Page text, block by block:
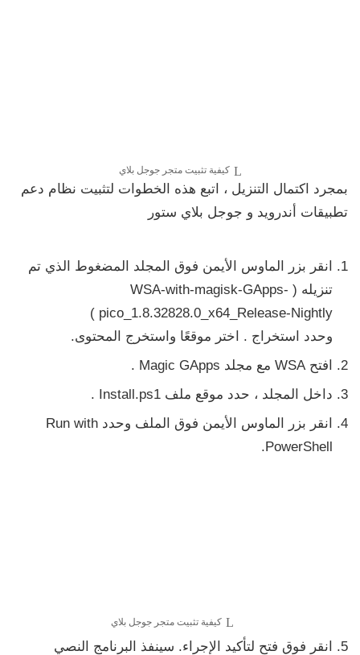
كيفية تثبيت متجر جوجل بلاي
بمجرد اكتمال التنزيل ، اتبع هذه الخطوات لتثبيت نظام دعم
تطبيقات أندرويد و جوجل بلاي ستور
انقر بزر الماوس الأيمن فوق المجلد المضغوط الذي تم
تنزيله ( WSA-with-magisk-GApps-
pico_1.8.32828.0_x64_Release-Nightly
)
وحدد
استخراج . اختر موقعًا واستخرج المحتوى.
افتحWSA مع مجلد Magic GApps
.
داخل المجلد ، حدد موقع ملف Install.ps1
.
انقر بزر الماوس الأيمن فوق الملف وحدد Run with
PowerShell.
كيفية تثبيت متجر جوجل بلاي
انقر فوق فتح لتأكيد الإجراء. سينفذ البرنامج النصي